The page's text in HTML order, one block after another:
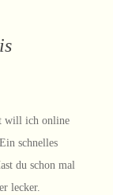
will ich online
schnelles
du schon mal
lecker.